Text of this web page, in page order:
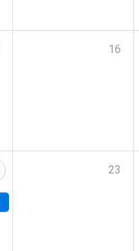
16
23